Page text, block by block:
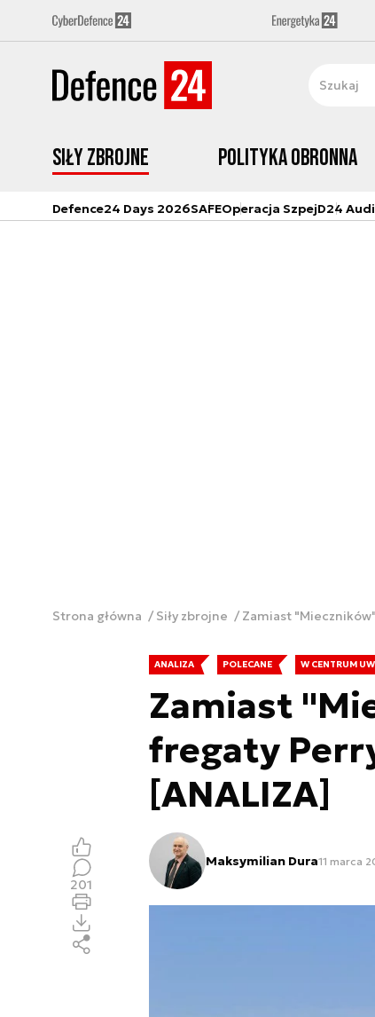
Siły zbrojne Polityka obronna
Defence24 Days 2026SAFEOperacja SzpejD24
Strona główna Siły zbrojne Zamiast
ANALIZA POLECANE W CENTRUM
Zamiast
fregaty
[ANALIZA]
Maksymilian Dura11 marca
201